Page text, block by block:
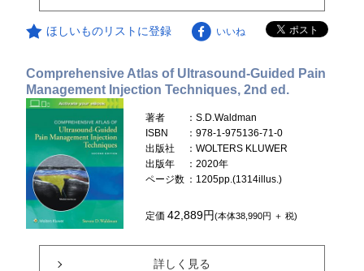
ほしいものリストに登録 いいね
Comprehensive Atlas of Ultrasound-Guided Pain
Management Injection Techniques, 2nd ed.
著者
：S.D.Waldman
ISBN
：978-1-975136-71-0
出版社
：WOLTERS KLUWER
出版年
：2020年
ページ数 ：1205pp.(1314illus.)
定価42,889円(本体38,990円 ＋ 税)
詳しく見る